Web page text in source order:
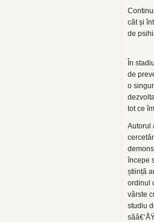
cât și
de
În
de
o
tot ce
Autorul
începe
știință
ordinul
vârste
studiu